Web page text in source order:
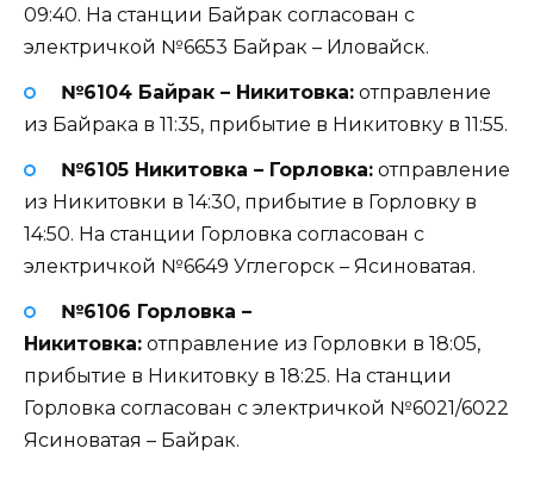
09:40. На станции Байрак согласован с
электричкой №6653 Байрак – Иловайск.
№6104 Байрак – Никитовка:отправление
из Байрака в 11:35, прибытие в Никитовку в 11:55.
№6105 Никитовка – Горловка:отправление
из Никитовки в 14:30, прибытие в Горловку в
14:50. На станции Горловка согласован с
электричкой №6649 Углегорск – Ясиноватая.
№6106 Горловка –
Никитовка: отправление из Горловки в 18:05,
прибытие в Никитовку в 18:25. На станции
Горловка согласован с электричкой №6021/6022
Ясиноватая – Байрак.